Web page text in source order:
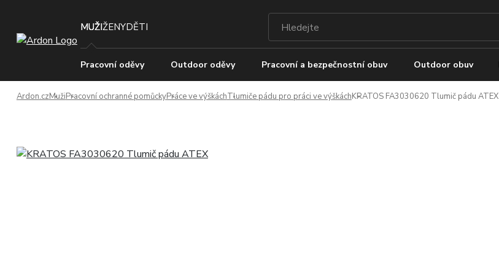
MUŽIŽENYDĚTI
Pracovní oděvy Outdoor oděvy Pracovní a bezpečnostní obuv Outdoor obuv
Ardon.czMužiPracovní ochranné pomůckyPráce ve výškáchTlumiče pádu pro práci ve výškáchKRATOS FA3030620 Tlumič pádu ATEX